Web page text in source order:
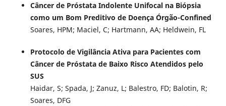
Câncer de Próstata Indolente Unifocal na Biópsia
como um Bom Preditivo de Doença Órgão-Confined
Soares, HPM; Maciel, C; Hartmann, AA; Heldwein, FL
Protocolo de Vigilância Ativa para Pacientes com
Câncer de Próstata de Baixo Risco Atendidos pelo
SUS
Haidar, S; Spada, J; Zanuz, L; Balestro, FD; Balotin, R;
Soares, DFG